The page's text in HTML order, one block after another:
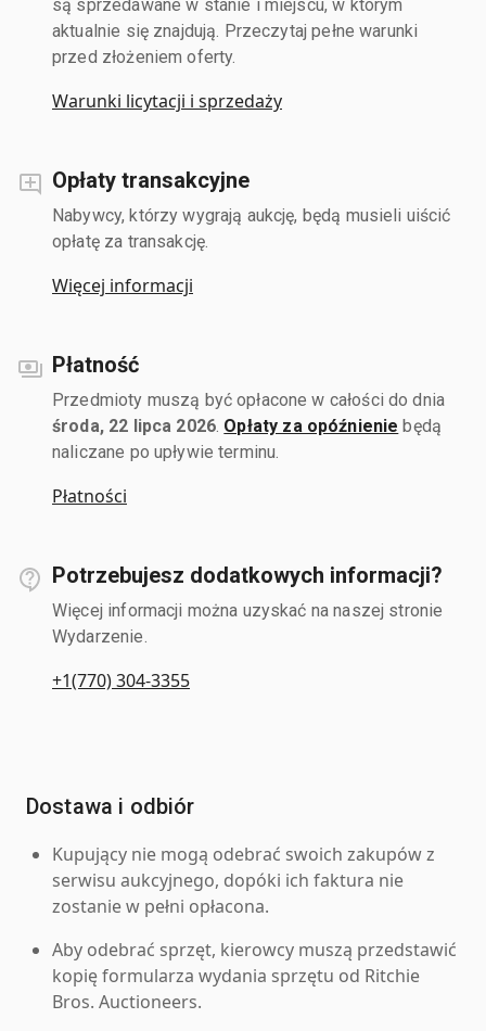
są sprzedawane w stanie i miejscu, w którym
aktualnie się znajdują. Przeczytaj pełne warunki
przed złożeniem oferty.
Warunki licytacji i sprzedaży
Opłaty transakcyjne
Nabywcy, którzy wygrają aukcję, będą musieli uiścić
opłatę za transakcję.
Więcej informacji
Płatność
Przedmioty muszą być opłacone w całości do dnia
środa, 22 lipca 2026 Opłaty za opóźnienie będą
naliczane po upływie terminu.
Płatności
Potrzebujesz dodatkowych informacji?
Więcej informacji można uzyskać na naszej stronie
Wydarzenie.
+1(770) 304-3355
Dostawa i odbiór
Kupujący nie mogą odebrać swoich zakupów z
serwisu aukcyjnego, dopóki ich faktura nie
zostanie w pełni opłacona.
Aby odebrać sprzęt, kierowcy muszą przedstawić
kopię formularza wydania sprzętu od Ritchie
Bros. Auctioneers.